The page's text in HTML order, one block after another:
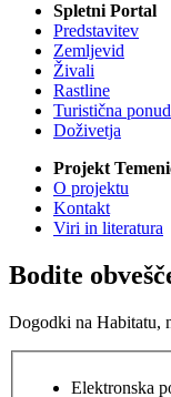
Spletni Portal
Predstavitev
Zemljevid
Živali
Rastline
Turistična
Doživetja
Projekt
O projektu
Kontakt
Viri in literatura
Bodite
Dogodki na Habitatu,
Elektronska